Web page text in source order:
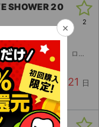
SHOWER 20
きらら
8/14頃に分配開始予定です。 よろしくお願いいたします。
残り 21 日
2
SHOWER 20
×